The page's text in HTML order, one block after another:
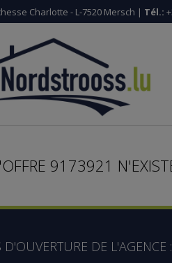
Charlotte - L-7520 Mersch | Tél.:
9173921
D'OUVERTURE DE L'AGENCE :